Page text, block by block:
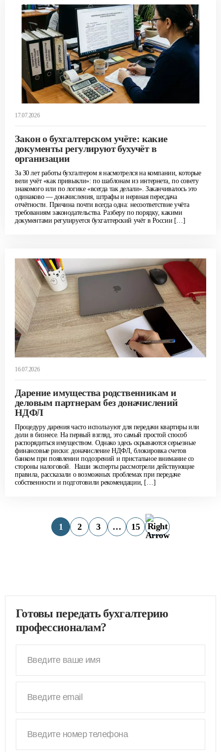
17.07.2026
Закон о бухгалтерском учёте: какие
документы регулируют бухучёт в
организации
За 30 лет работы бухгалтером я насмотрелся на компании, которые
вели учёт «как привыкли»: по шаблонам из интернета, по совету
знакомого или по логике «всегда так делали». Заканчивалось это
одинаково — доначисления, штрафы и нервная пересдача
отчётности. Причина почти всегда одна: несоответствие учёта
требованиям законодательства. Разберу по порядку, какими
документами регулируется бухгалтерский учёт в России […]
16.07.2026
Дарение имущества родственникам и
деловым партнерам без доначислений
НДФЛ
Процедуру дарения часто используют для передачи квартиры или
доли в бизнесе. На первый взгляд, это самый простой способ
распорядиться имуществом. Однако здесь скрываются серьезные
финансовые риски: доначисление НДФЛ, блокировка счетов
банком при появлении подозрений и пристальное внимание со
стороны налоговой. Наши эксперты рассмотрели действующие
правила, рассказали о возможных проблемах при передаче
собственности и подготовили рекомендации, […]
1 2 3 … 15
Готовы передать бухгалтерию
профессионалам?